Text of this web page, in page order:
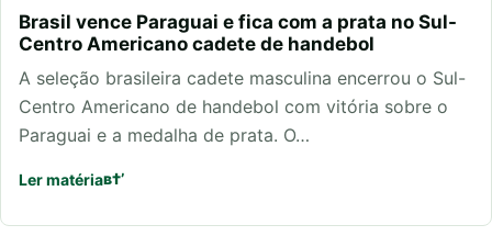
Brasil vence Paraguai e fica com a prata no Sul-
Centro Americano cadete de handebol
A seleção brasileira cadete masculina encerrou o Sul-
Centro Americano de handebol com vitória sobre o
Paraguai e a medalha de prata. O…
Ler matéria